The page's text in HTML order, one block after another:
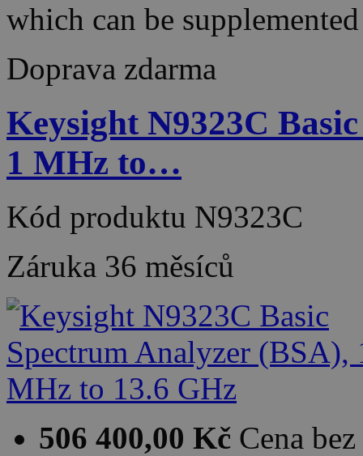
which can be
Doprava zdarma
Keysight N9323C
1 MHz to…
Kód produktu N9323C
Záruka 36 měsíců
506 400,00 Kč Cena